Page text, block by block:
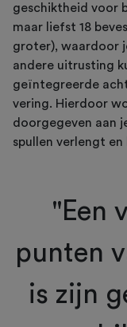
geschiktheid voor
maar liefst 18
groter), waardoor
andere uitrusting
geïntegreerde
vering. Hierdoor
doorgegeven aan
spullen verlengt
"Een
punten
is zijn